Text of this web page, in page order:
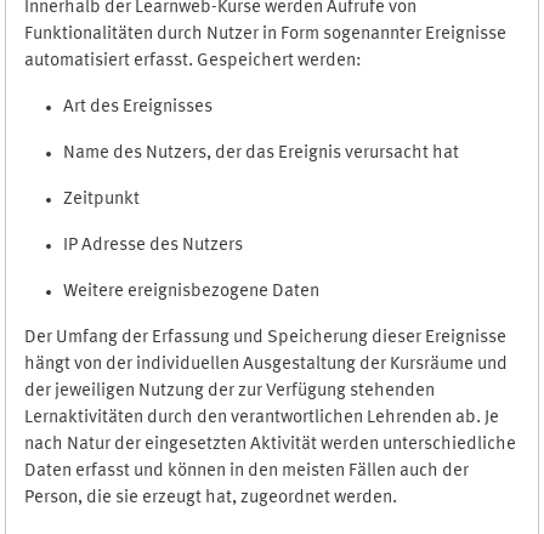
Innerhalb der Learnweb-Kurse werden Aufrufe von
Funktionalitäten durch Nutzer in Form sogenannter Ereignisse
automatisiert erfasst. Gespeichert werden:
Art des Ereignisses
Name des Nutzers, der das Ereignis verursacht hat
Zeitpunkt
IP Adresse des Nutzers
Weitere ereignisbezogene Daten
Der Umfang der Erfassung und Speicherung dieser Ereignisse
hängt von der individuellen Ausgestaltung der Kursräume und
der jeweiligen Nutzung der zur Verfügung stehenden
Lernaktivitäten durch den verantwortlichen Lehrenden ab. Je
nach Natur der eingesetzten Aktivität werden unterschiedliche
Daten erfasst und können in den meisten Fällen auch der
Person, die sie erzeugt hat, zugeordnet werden.